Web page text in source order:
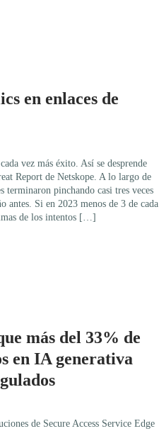
en enlaces de
vez más éxito. Así se desprende
Report de Netskope. A lo largo de
terminaron pinchando casi tres veces
antes. Si en 2023 menos de 3 de cada
de los intentos […]
más del 33% de
en IA generativa
de Secure Access Service Edge